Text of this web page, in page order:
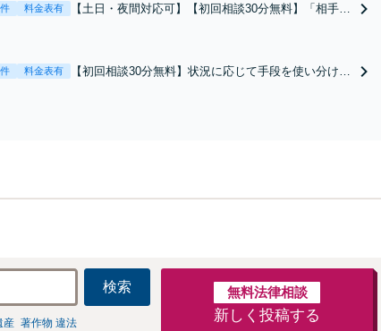
料金表有
【土日・夜間対応可】【初回相談30分無料】「相手方
金額アップ／減額交渉も対応可」【完全個室対応】
料金表有
【初回相談30分無料】状況に応じて手段を使い分け、
検索
産 著作物 違法
無料法律相談
新しく投稿する